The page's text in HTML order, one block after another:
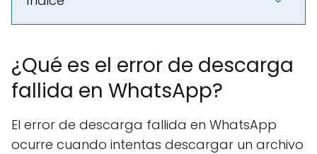
¿Qué es el error de descarga
fallida en WhatsApp?
El error de descarga fallida en WhatsApp
ocurre cuando intentas descargar un archivo